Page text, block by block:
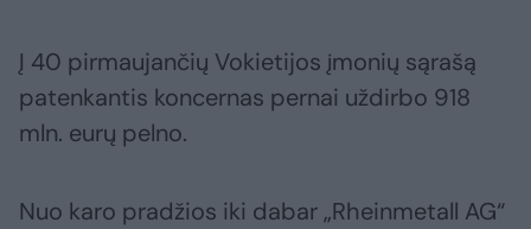
Į 40 pirmaujančių Vokietijos įmonių sąrašą
patenkantis koncernas pernai uždirbo 918
mln. eurų pelno.
Nuo karo pradžios iki dabar „Rheinmetall AG“